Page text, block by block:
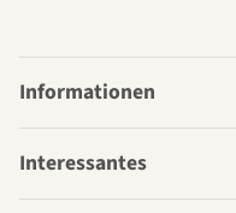
Informationen
Interessantes